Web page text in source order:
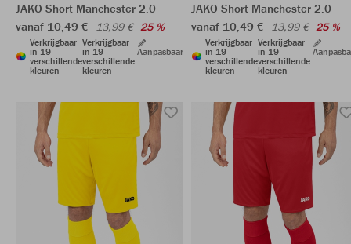
JAKO Short Manchester 2.0
vanaf 10,49 € 13,99 € 25 %
Verkrijgbaar
in 19
verschillende
kleuren
Verkrijgbaar
in 19
verschillende
kleuren
Aanpasbaar
JAKO Short Manchester 2.0
vanaf 10,49 € 13,99 € 25 %
Verkrijgbaar
in 19
verschillende
kleuren
Verkrijgbaar
in 19
verschillende
kleuren